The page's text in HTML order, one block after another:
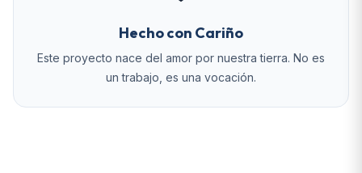
Hecho con Cariño
Este proyecto nace del amor por nuestra tierra. No es
un trabajo, es una vocación.